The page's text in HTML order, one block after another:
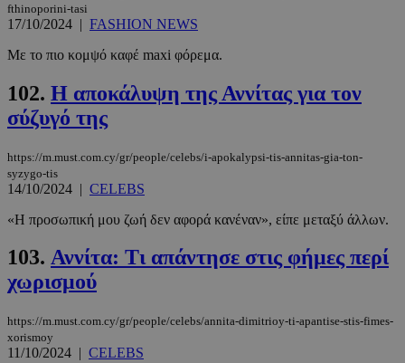
fthinoporini-tasi
17/10/2024 | FASHION NEWS
Με το πιο κομψό καφέ maxi φόρεμα.
102. Η αποκάλυψη της Αννίτας για τον
σύζυγό της
https://m.must.com.cy/gr/people/celebs/i-apokalypsi-tis-annitas-gia-ton-
syzygo-tis
14/10/2024 | CELEBS
«Η προσωπική μου ζωή δεν αφορά κανέναν», είπε μεταξύ άλλων.
103. Αννίτα: Τι απάντησε στις φήμες περί
χωρισμού
https://m.must.com.cy/gr/people/celebs/annita-dimitrioy-ti-apantise-stis-fimes-
xorismoy
11/10/2024 | CELEBS